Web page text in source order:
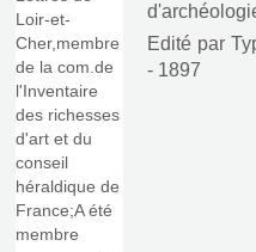
Edité par
- 1897